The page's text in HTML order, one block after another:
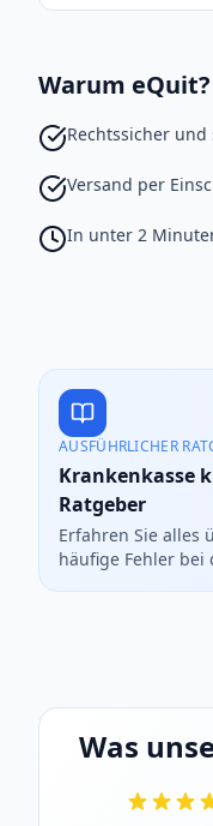
Warum eQuit?
Rechtssicher
Versand per
In unter 2
AUSFÜHRLICHER
Krankenkasse
Ratgeber
Erfahren Sie alles
häufige Fehler
Was